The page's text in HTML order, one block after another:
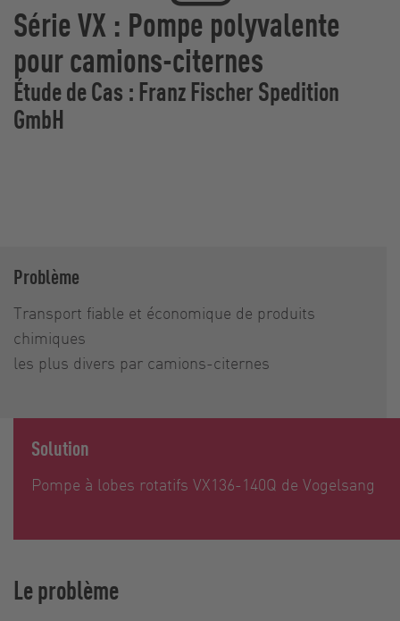
Série VX : Pompe polyvalente
pour camions-citernes
Étude de Cas : Franz Fischer Spedition
GmbH
Problème
Transport fiable et économique de produits
chimiques
les plus divers par camions-citernes
Solution
Pompe à lobes rotatifs VX136-140Q de Vogelsang
Le problème